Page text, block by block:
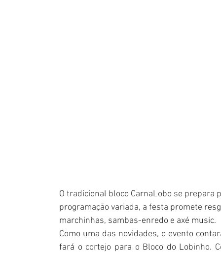
O tradicional bloco CarnaLobo se prepara
programação variada, a festa promete
marchinhas, sambas-enredo e axé music.
Como uma das novidades, o evento
fará o cortejo para o Bloco do Lobinho.